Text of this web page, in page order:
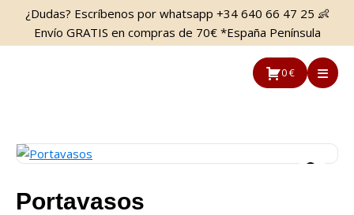
Saltar
contenido
Saltar
la
¿Dudas? Escríbenos por whatsapp +34 640 66 47 25 👶
Envío GRATIS en compras de 70€ *España Península
0 €
Portavasos